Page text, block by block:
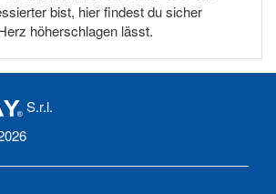
bist, hier findest du sicher
höherschlagen lässt.
S.r.l.